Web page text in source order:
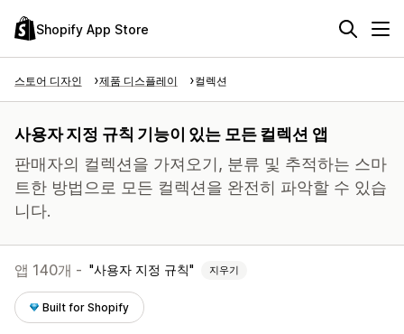
Shopify App Store
스토어 디자인 제품 디스플레이 컬렉션
사용자 지정 규칙 기능이 있는 모든 컬렉션 앱
판매자의 컬렉션을 가져오기, 분류 및 추적하는 스마
트한 방법으로 모든 컬렉션을 완전히 파악할 수 있습
니다.
앱 140개 - 사용자 지정 규칙 지우기
Built for Shopify